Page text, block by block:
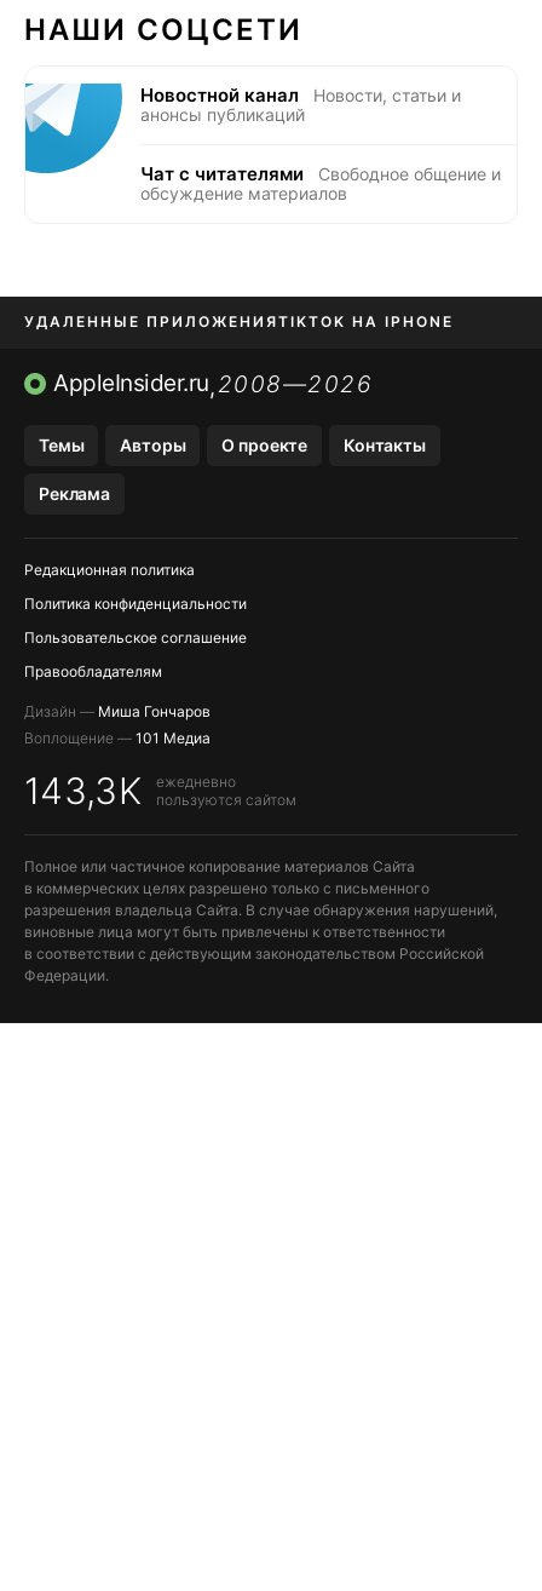
НАШИ СОЦСЕТИ
Новостной канал
Новости, статьи и
анонсы публикаций
Чат с читателями
Свободное общение и
обсуждение материалов
УДАЛЕННЫЕ ПРИЛОЖЕНИЯTIKTOK НА IPHONE
ПРИЛОЖЕНИЯ БЕЗ APP STORE
AppleInsider.ru,2008—2026
Темы Авторы О проекте Контакты
Реклама
Редакционная политика
Политика конфиденциальности
Пользовательское соглашение
Правообладателям
Дизайн — Миша Гончаров
Воплощение — 101 Медиа
143,3K
ежедневно
пользуются сайтом
Полное или частичное копирование материалов Сайта
в коммерческих целях разрешено только с письменного
разрешения владельца Сайта. В случае обнаружения нарушений,
виновные лица могут быть привлечены к ответственности
в соответствии с действующим законодательством Российской
Федерации.